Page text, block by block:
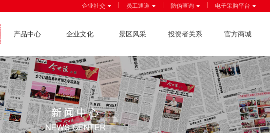
企业社交 员工通道 防伪查询 电子采购平台
产品中心 企业文化 景区风采 投资者关系 官方商城